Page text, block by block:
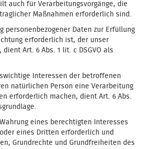
auch für Verarbeitungsvorgänge, die
Maßnahmen erforderlich sind.
personenbezogener Daten zur Erfüllung
erforderlich ist, der unser
Art. 6 Abs. 1 lit. c DSGVO als
Interessen der betroffenen
natürlichen Person eine Verarbeitung
erforderlich machen, dient Art. 6 Abs.
eines berechtigten Interesses
eines Dritten erforderlich und
Grundrechte und Grundfreiheiten des